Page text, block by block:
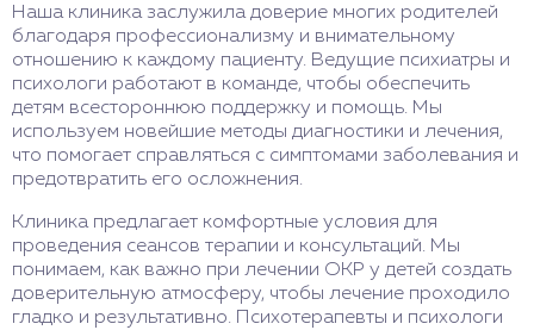
Наша клиника заслужила доверие многих родителей
благодаря профессионализму и внимательному
отношению к каждому пациенту. Ведущие психиатры и
психологи работают в команде, чтобы обеспечить
детям всестороннюю поддержку и помощь. Мы
используем новейшие методы диагностики и лечения,
что помогает справляться с симптомами заболевания и
предотвратить его осложнения.
Клиника предлагает комфортные условия для
проведения сеансов терапии и консультаций. Мы
понимаем, как важно при лечении ОКР у детей создать
доверительную атмосферу, чтобы лечение проходило
гладко и результативно. Психотерапевты и психологи